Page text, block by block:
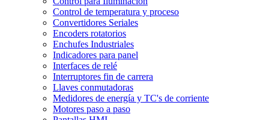
Control de temperatura y proceso
Convertidores Seriales
Encoders rotatorios
Enchufes Industriales
Indicadores para panel
Interfaces de relé
Interruptores fin de carrera
Llaves conmutadoras
Medidores de energía y TC's de corriente
Motores paso a paso